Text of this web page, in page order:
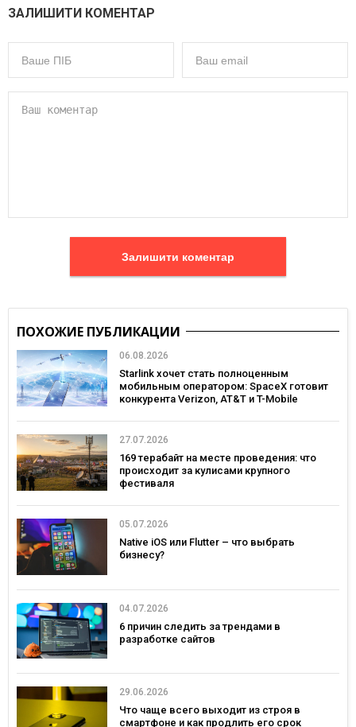
ЗАЛИШИТИ КОМЕНТАР
Залишити коментар
ПОХОЖИЕ ПУБЛИКАЦИИ
06.08.2026
Starlink хочет стать полноценным
мобильным оператором: SpaceX готовит
конкурента Verizon, AT&T и T-Mobile
27.07.2026
169 терабайт на месте проведения: что
происходит за кулисами крупного
фестиваля
05.07.2026
Native iOS или Flutter – что выбрать
бизнесу?
04.07.2026
6 причин следить за трендами в
разработке сайтов
29.06.2026
Что чаще всего выходит из строя в
смартфоне и как продлить его срок